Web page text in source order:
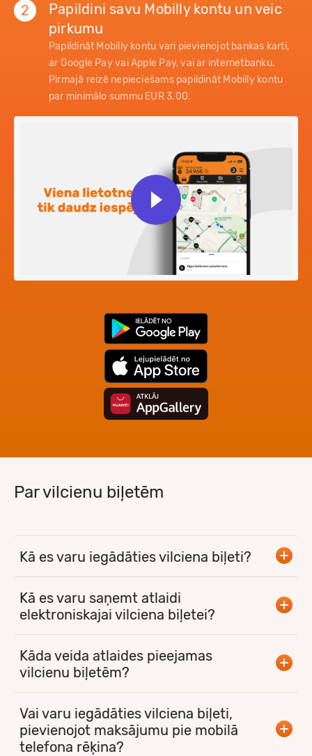
2
Papildini savu Mobilly kontu un veic
pirkumu
Papildināt Mobilly kontu vari pievienojot bankas karti,
ar Google Pay vai Apple Pay, vai ar internetbanku.
Pirmajā reizē nepieciešams papildināt Mobilly kontu
par minimālo summu EUR 3.00.
Par vilcienu biļetēm
Kā es varu iegādāties vilciena biļeti?
Kā es varu saņemt atlaidi
elektroniskajai vilciena biļetei?
Kāda veida atlaides pieejamas
vilcienu biļetēm?
Vai varu iegādāties vilciena biļeti,
pievienojot maksājumu pie mobilā
telefona rēķina?